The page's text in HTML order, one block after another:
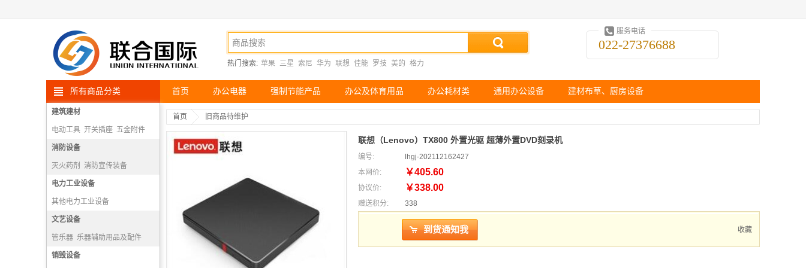
热门搜索: 苹果 三星 索尼 华为 联想 佳能 罗技 美的 格力
服务电话
022-27376688
所有商品分类 首页 办公电器 强制节能产品 办公及体育用品 办公耗材类 通用办公设备 建材布草、厨房设备
建筑建材
电动工具 开关插座 五金附件
高空安防用品
消防设备
灭火药剂 消防宣传装备
消防报警机
隔绝式正压氧气呼吸器
电力工业设备
其他电力工业设备
文艺设备
管乐器 乐器辅助用品及配件
打击乐器
销毁设备
首页 旧商品待维护
联想（Lenovo）TX800 外置光驱 超薄外置DVD刻录机
编号:
lhgj-202112162427
本网价:
￥405.60
协议价: ￥338.00
赠送积分: 338
收藏